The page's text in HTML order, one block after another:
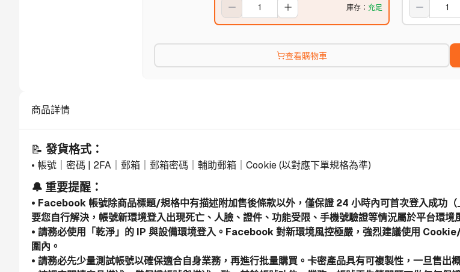
庫存 ： 充足
查看購物車
商品詳情
📝 發貨格式：
• 帳號｜密碼 | 2FA｜郵箱｜郵箱密碼｜輔助郵箱｜Cookie (以對應下單規格為準)
🔔 重要提醒：
• Facebook 帳號除商品標題/規格中有描述附加售後條款以外，僅保證 24 小時內可首次登入成功
要您自行解決，帳號新環境登入出現死亡、人臉、證件、功能受限、手機號驗證等情況屬於平台環境
• 請務必使用「乾淨」的 IP 與設備環境登入。Facebook 對新環境風控極嚴，強烈建議使用
圍內。
• 請務必先少量測試帳號以確保適合自身業務，再進行批量購買。卡密產品具有可複製性，一旦售出